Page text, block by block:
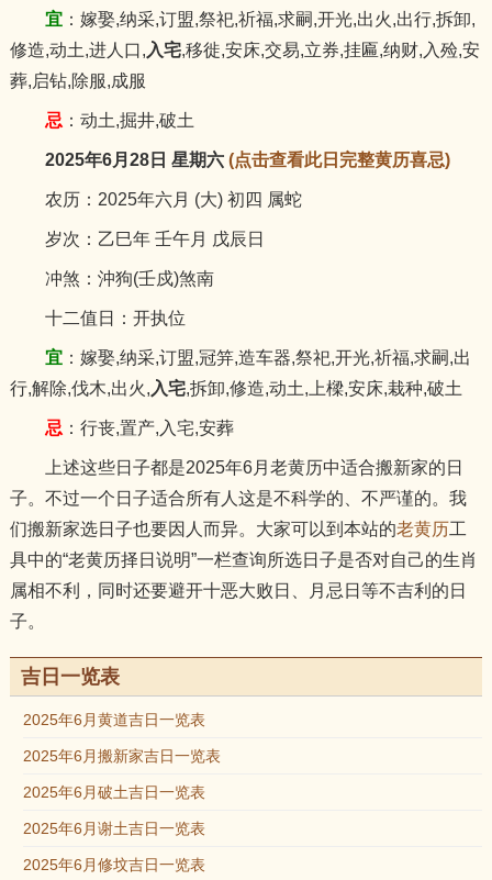
宜：嫁娶,纳采,订盟,祭祀,祈福,求嗣,开光,出火,出行,拆卸,
修造,动土,进人口, 入宅,移徙,安床,交易,立券,挂匾,纳财,入殓,安
葬,启钻,除服,成服
忌 ：动土,掘井,破土
2025年6月28日 星期六 (点击查看此日完整黄历喜忌)
农历：2025年六月 (大) 初四 属蛇
岁次：乙巳年 壬午月 戊辰日
冲煞：沖狗(壬戍)煞南
十二值日：开执位
宜：嫁娶,纳采,订盟,冠笄,造车器,祭祀,开光,祈福,求嗣,出
行,解除,伐木,出火, 入宅,拆卸,修造,动土,上樑,安床,栽种,破土
忌 ：行丧,置产,入宅,安葬
上述这些日子都是2025年6月老黄历中适合搬新家的日
子。不过一个日子适合所有人这是不科学的、不严谨的。我
们搬新家选日子也要因人而异。大家可以到本站的老黄历工
具中的“老黄历择日说明”一栏查询所选日子是否对自己的生肖
属相不利，同时还要避开十恶大败日、月忌日等不吉利的日
子。
吉日一览表
2025年6月黄道吉日一览表
2025年6月搬新家吉日一览表
2025年6月破土吉日一览表
2025年6月谢土吉日一览表
2025年6月修坟吉日一览表